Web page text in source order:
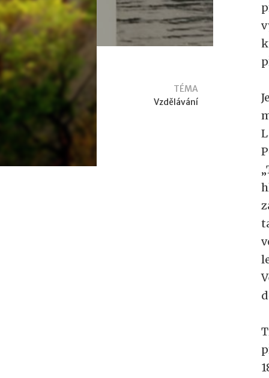
TÉMA
Vzdělávání